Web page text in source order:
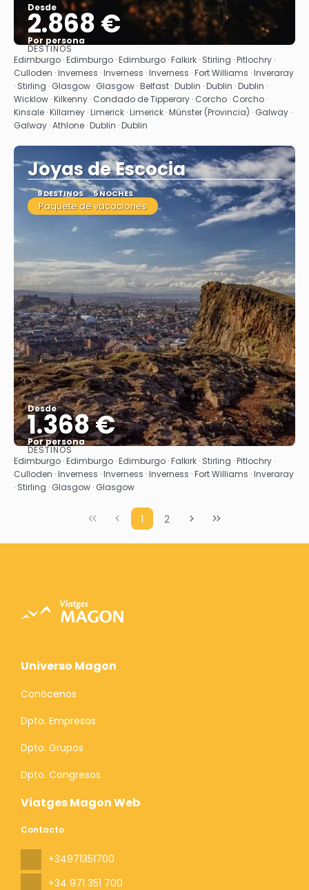
Desde
2.868 €
Por persona
Ver
DESTINOS
Edimburgo · Edimburgo · Edimburgo · Falkirk · Stirling · Pitlochry ·
Culloden · Inverness · Inverness · Inverness · Fort Williams · Inveraray
· Stirling · Glasgow · Glasgow · Belfast · Dublin · Dublin · Dublin ·
Wicklow · Kilkenny · Condado de Tipperary · Corcho · Corcho ·
Kinsale · Killarney · Limerick · Limerick · Münster (Provincia) · Galway ·
Galway · Athlone · Dublin · Dublin
Joyas de Escocia
9 DESTINOS 5 NOCHES
Paquete de vacaciones
Desde
1.368 €
Por persona
Ver
DESTINOS
Edimburgo · Edimburgo · Edimburgo · Falkirk · Stirling · Pitlochry ·
Culloden · Inverness · Inverness · Inverness · Fort Williams · Inveraray
· Stirling · Glasgow · Glasgow
1 2
Viatges Magon Web
Contacto
+34971351700
+34 971 351 700
Universo Magon
Conócenos
Dpto. Empresas
Dpto. Grupos
Dpto. Congresos